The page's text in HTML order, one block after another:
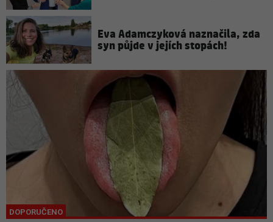
Eva Adamczyková naznačila, zda
syn půjde v jejích stopách!